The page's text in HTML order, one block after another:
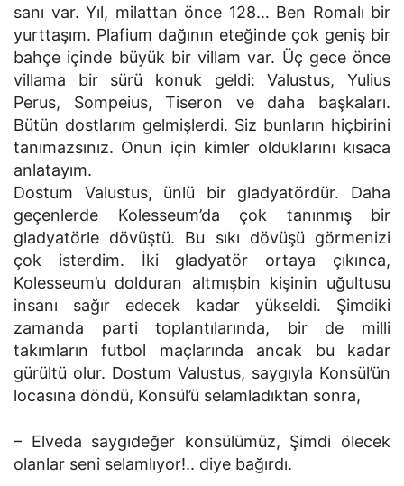
sanı var. Yıl, milattan önce 128… Ben Romalı bir
yurttaşım. Plafium dağının eteğinde çok geniş bir
bahçe içinde büyük bir villam var. Üç gece önce
villama bir sürü konuk geldi: Valustus, Yulius
Perus, Sompeius, Tiseron ve daha başkaları.
Bütün dostlarım gelmişlerdi. Siz bunların hiçbirini
tanımazsınız. Onun için kimler olduklarını kısaca
anlatayım.
Dostum Valustus, ünlü bir gladyatördür. Daha
geçenlerde Kolesseum’da çok tanınmış bir
gladyatörle dövüştü. Bu sıkı dövüşü görmenizi
çok isterdim. İki gladyatör ortaya çıkınca,
Kolesseum’u dolduran altmışbin kişinin uğultusu
insanı sağır edecek kadar yükseldi. Şimdiki
zamanda parti toplantılarında, bir de milli
takımların futbol maçlarında ancak bu kadar
gürültü olur. Dostum Valustus, saygıyla Konsül’ün
locasına döndü, Konsül’ü selamladıktan sonra,
– Elveda saygıdeğer konsülümüz, Şimdi ölecek
olanlar seni selamlıyor!.. diye bağırdı.